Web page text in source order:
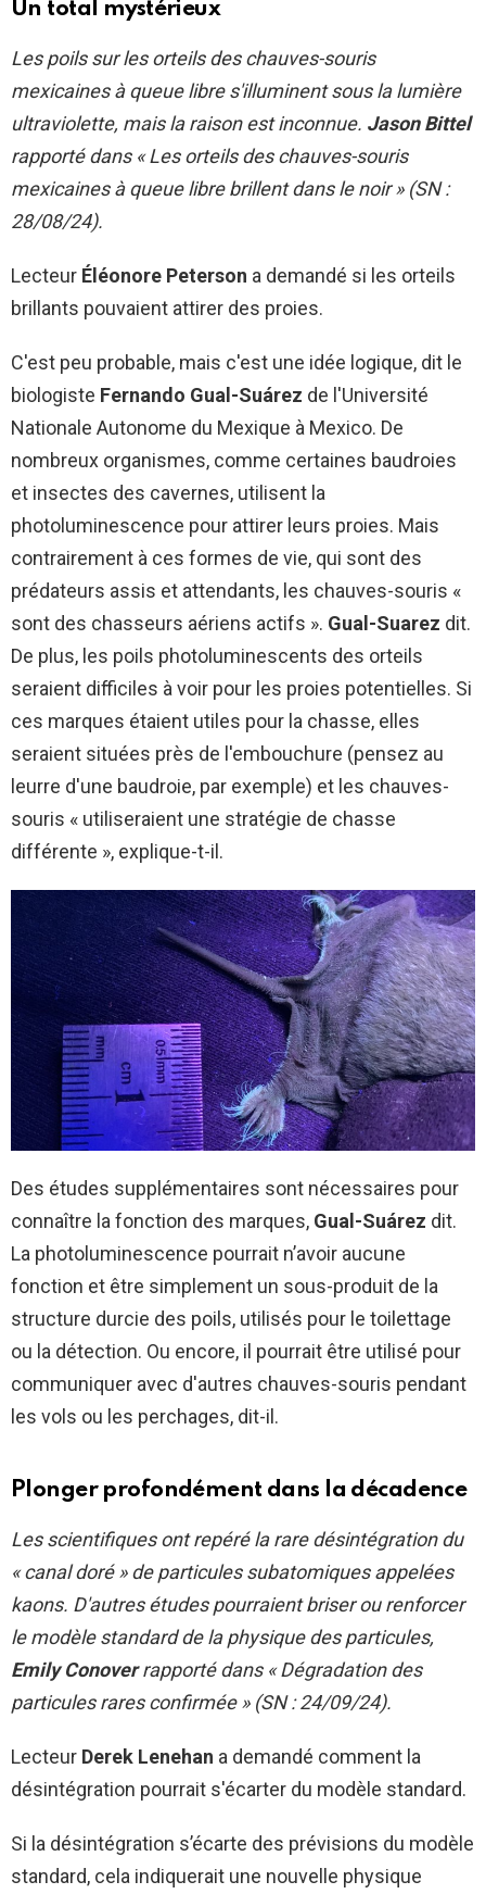
Un total mystérieux
Les poils sur les orteils des chauves-souris
mexicaines à queue libre s'illuminent sous la lumière
ultraviolette, mais la raison est inconnue. Jason Bittel
rapporté dans « Les orteils des chauves-souris
mexicaines à queue libre brillent dans le noir » (SN :
28/08/24).
Lecteur Éléonore Peterson a demandé si les orteils
brillants pouvaient attirer des proies.
C'est peu probable, mais c'est une idée logique, dit le
biologiste Fernando Gual-Suárez de l'Université
Nationale Autonome du Mexique à Mexico. De
nombreux organismes, comme certaines baudroies
et insectes des cavernes, utilisent la
photoluminescence pour attirer leurs proies. Mais
contrairement à ces formes de vie, qui sont des
prédateurs assis et attendants, les chauves-souris «
sont des chasseurs aériens actifs ». Gual-Suarez dit.
De plus, les poils photoluminescents des orteils
seraient difficiles à voir pour les proies potentielles. Si
ces marques étaient utiles pour la chasse, elles
seraient situées près de l'embouchure (pensez au
leurre d'une baudroie, par exemple) et les chauves-
souris « utiliseraient une stratégie de chasse
différente », explique-t-il.
Des études supplémentaires sont nécessaires pour
connaître la fonction des marques, Gual-Suárez dit.
La photoluminescence pourrait n’avoir aucune
fonction et être simplement un sous-produit de la
structure durcie des poils, utilisés pour le toilettage
ou la détection. Ou encore, il pourrait être utilisé pour
communiquer avec d'autres chauves-souris pendant
les vols ou les perchages, dit-il.
Plonger profondément dans la décadence
Les scientifiques ont repéré la rare désintégration du
« canal doré » de particules subatomiques appelées
kaons. D'autres études pourraient briser ou renforcer
le modèle standard de la physique des particules,
Emily Conoverrapporté dans « Dégradation des
particules rares confirmée » (SN : 24/09/24).
Lecteur Derek Lenehan a demandé comment la
désintégration pourrait s'écarter du modèle standard.
Si la désintégration s’écarte des prévisions du modèle
standard, cela indiquerait une nouvelle physique